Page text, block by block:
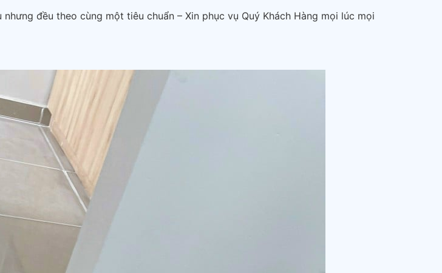
đều theo cùng một tiêu chuẩn – Xin phục vụ Quý Khách Hàng mọi lúc mọi